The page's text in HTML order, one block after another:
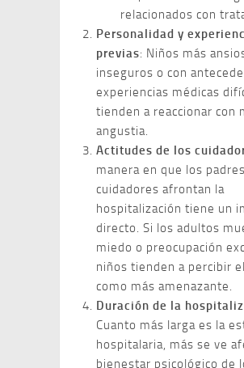
relacionados con
Personalidad y
previas: Niños más
inseguros o con
experiencias médicas
tienden a reaccionar con
angustia.
Actitudes de los
manera en que los
cuidadores afrontan la
hospitalización tiene un
directo. Si los adultos
miedo o preocupación
niños tienden a percibir
como más amenazante.
Duración de la
Cuanto más larga es la
hospitalaria, más se ve
bienestar psicológico de